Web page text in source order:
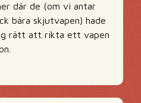
där de (om vi antar
bära skjutvapen) hade
rätt att rikta ett vapen